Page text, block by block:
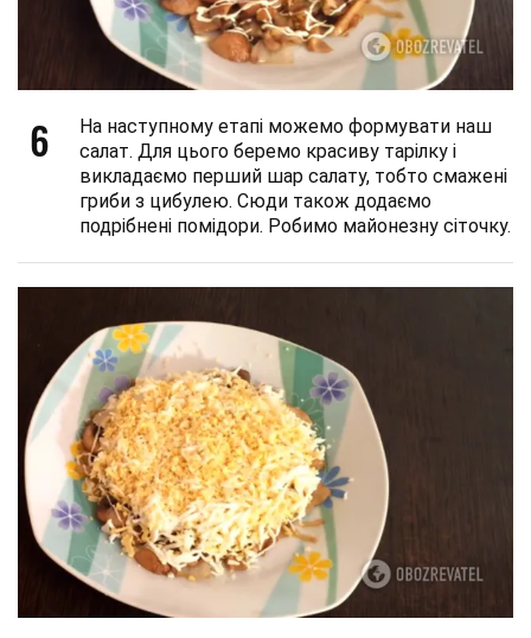
6
На наступному етапі можемо формувати наш
салат. Для цього беремо красиву тарілку і
викладаємо перший шар салату, тобто смажені
гриби з цибулею. Сюди також додаємо
подрібнені помідори. Робимо майонезну сіточку.